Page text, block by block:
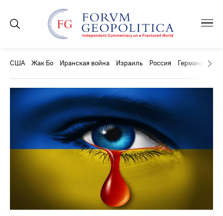
США Жак Бо Иранская война Израиль Россия Германия